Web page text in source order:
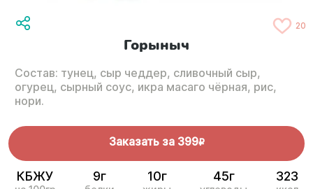
20
Горыныч
Состав: тунец, сыр чеддер, сливочный сыр,
огурец, сырный соус, икра масаго чёрная, рис,
нори.
Заказать за 399R
КБЖУ 9г 10г 45г 323